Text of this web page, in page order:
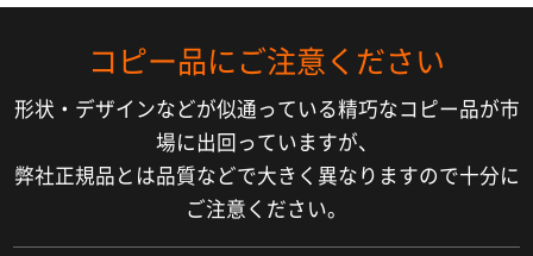
コピー品にご注意ください
形状・デザインなどが似通っている精巧なコピー品が市
場に出回っていますが、
弊社正規品とは品質などで大きく異なりますので十分に
ご注意ください。